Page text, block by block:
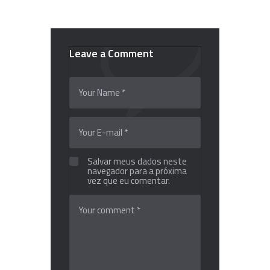
Leave a Comment
Salvar meus dados neste
navegador para a próxima
vez que eu comentar.